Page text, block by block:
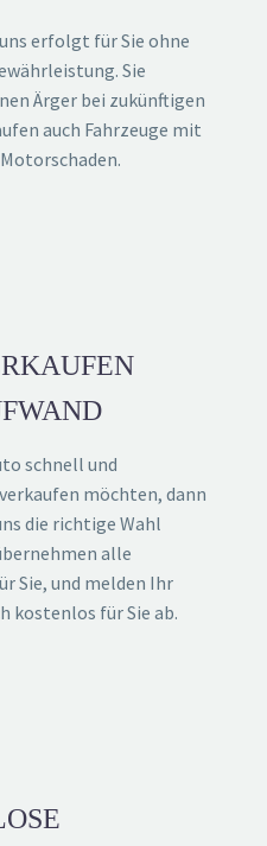
erfolgt für Sie ohne
Sie
Ärger bei zukünftigen
auch Fahrzeuge mit
schnell und
möchten, dann
die richtige Wahl
alle
Sie, und melden Ihr
kostenlos für Sie ab.